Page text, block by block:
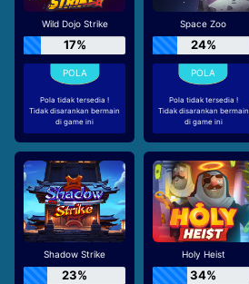
Wild Dojo Strike
17%
Pola tidak tersedia !
Tidak disarankan bermain
di game ini
Space Zoo
24%
Pola tidak tersedia !
Tidak disarankan bermain
di game ini
Shadow Strike
23%
Holy Heist
34%